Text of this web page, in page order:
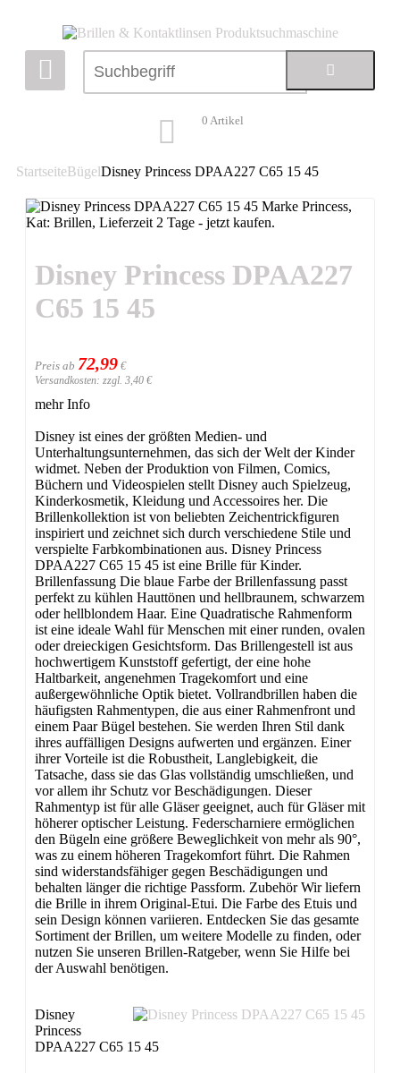
0 Artikel
StartseiteBügelDisney Princess DPAA227 C65 15 45
Disney Princess DPAA227
C65 15 45
Preis ab 72,99 €
Versandkosten: zzgl. 3,40 €
mehr Info
Disney ist eines der größten Medien- und
Unterhaltungsunternehmen, das sich der Welt der Kinder
widmet. Neben der Produktion von Filmen, Comics,
Büchern und Videospielen stellt Disney auch Spielzeug,
Kinderkosmetik, Kleidung und Accessoires her. Die
Brillenkollektion ist von beliebten Zeichentrickfiguren
inspiriert und zeichnet sich durch verschiedene Stile und
verspielte Farbkombinationen aus. Disney Princess
DPAA227 C65 15 45 ist eine Brille für Kinder.
Brillenfassung Die blaue Farbe der Brillenfassung passt
perfekt zu kühlen Hauttönen und hellbraunem, schwarzem
oder hellblondem Haar. Eine Quadratische Rahmenform
ist eine ideale Wahl für Menschen mit einer runden, ovalen
oder dreieckigen Gesichtsform. Das Brillengestell ist aus
hochwertigem Kunststoff gefertigt, der eine hohe
Haltbarkeit, angenehmen Tragekomfort und eine
außergewöhnliche Optik bietet. Vollrandbrillen haben die
häufigsten Rahmentypen, die aus einer Rahmenfront und
einem Paar Bügel bestehen. Sie werden Ihren Stil dank
ihres auffälligen Designs aufwerten und ergänzen. Einer
ihrer Vorteile ist die Robustheit, Langlebigkeit, die
Tatsache, dass sie das Glas vollständig umschließen, und
vor allem ihr Schutz vor Beschädigungen. Dieser
Rahmentyp ist für alle Gläser geeignet, auch für Gläser mit
höherer optischer Leistung. Federscharniere ermöglichen
den Bügeln eine größere Beweglichkeit von mehr als 90°,
was zu einem höheren Tragekomfort führt. Die Rahmen
sind widerstandsfähiger gegen Beschädigungen und
behalten länger die richtige Passform. Zubehör Wir liefern
die Brille in ihrem Original-Etui. Die Farbe des Etuis und
sein Design können variieren. Entdecken Sie das gesamte
Sortiment der Brillen, um weitere Modelle zu finden, oder
nutzen Sie unseren Brillen-Ratgeber, wenn Sie Hilfe bei
der Auswahl benötigen.
Disney
Princess
DPAA227 C65 15 45